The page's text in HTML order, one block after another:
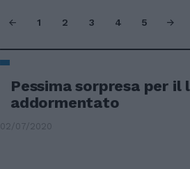
1 2 3 4 5
Pessima sorpresa per il
addormentato
02/07/2020